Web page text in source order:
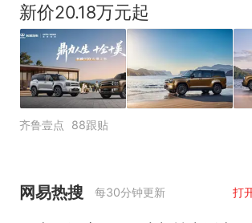
新价20.18万元起
齐鲁壹点 88跟贴
网易热搜 每30分钟更新 打